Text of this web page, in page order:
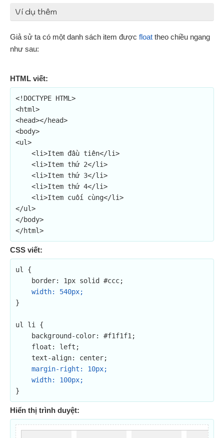
Ví dụ thêm
Giả sử ta có một danh sách item được float theo chiều ngang
như sau:
HTML viết:
<!DOCTYPE HTML>
<html>
<head></head>
<body>
<ul>
</ul>
</body>
</html>
CSS viết:
ul {
width: 540px;
}
ul li {
margin-right: 10px;
    width: 100px;
}
Hiển thị trình duyệt: